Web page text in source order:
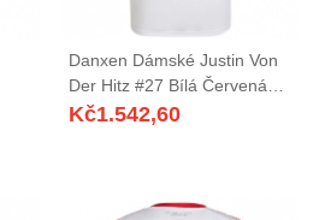
Danxen Dámské Justin Von
Der Hitz #27 Bílá Červená
Daleko Hráčské Dresy
Kč1.542,60